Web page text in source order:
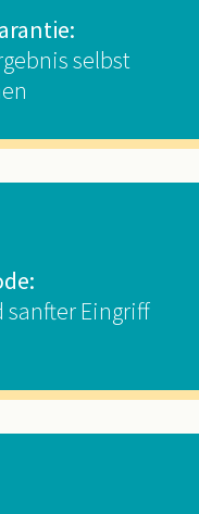
selbst
sanfter Eingriff